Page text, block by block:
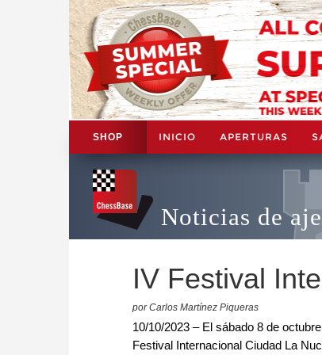
SHOP INICIO APERTURAS
Noticias de
IV Festival
por Carlos Martínez Piqueras
10/10/2023 – El sábado 8 de
Festival Internacional Ciudad La